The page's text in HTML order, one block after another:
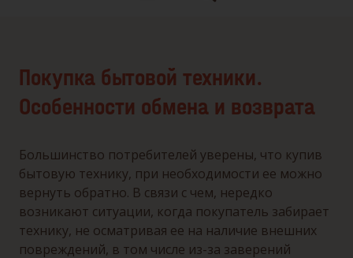
Покупка бытовой техники.
Особенности обмена и возврата
Большинство потребителей уверены, что купив
бытовую технику, при необходимости ее можно
вернуть обратно. В связи с чем, нередко
возникают ситуации, когда покупатель забирает
технику, не осматривая ее на наличие внешних
повреждений, в том числе из-за заверений